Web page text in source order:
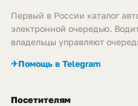
Первый в России каталог
электронной очередью.
владельцы управляют
✈Помощь в Telegram
Посетителям